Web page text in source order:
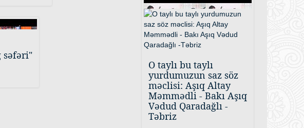
səfəri"
O taylı bu taylı
yurdumuzun saz söz
məclisi: Aşıq Altay
Məmmədli - Bakı Aşıq
Vədud Qaradağlı -
Təbriz